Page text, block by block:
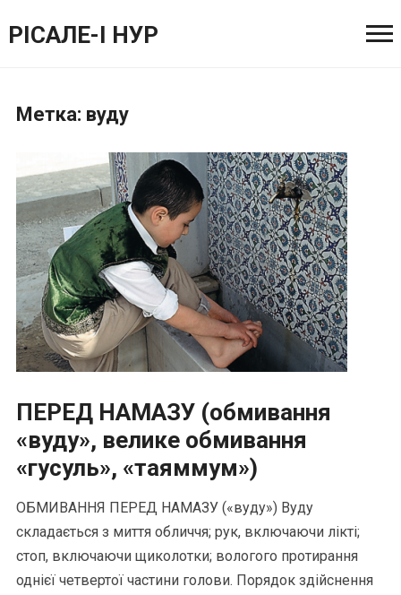
РІСАЛЕ-І НУР
Метка: вуду
ПЕРЕД НАМАЗУ (обмивання
«вуду», велике обмивання
«гусуль», «таяммум»)
ОБМИВАННЯ ПЕРЕД НАМАЗУ («вуду») Вуду
складається з миття обличчя; рук, включаючи лiктi;
стоп, включаючи щиколотки; вологого протирання
однiєї четвертої частини голови. Порядок здiйснення